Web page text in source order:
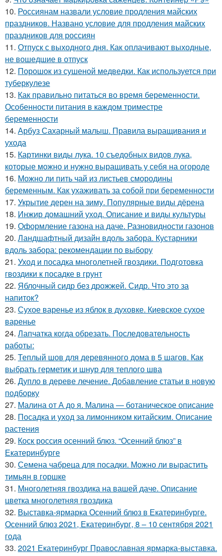
10. Россиянам назвали условие продления майских
праздников. Названо условие для продления майских
праздников для россиян
11. Отпуск с выходного дня. Как оплачивают выходные,
не вошедшие в отпуск
12. Порошок из сушеной медведки. Как используется при
туберкулезе
13. Как правильно питаться во время беременности.
Особенности питания в каждом триместре
беременности
14. Арбуз Сахарный малыш. Правила выращивания и
ухода
15. Картинки виды лука. 10 съедобных видов лука,
которые можно и нужно выращивать у себя на огороде
16. Можно ли пить чай из листьев смородины
беременным. Как ухаживать за собой при беременности
17. Укрытие дерен на зиму. Популярные виды дёрена
18. Инжир домашний уход. Описание и виды культуры
19. Оформление газона на даче. Разновидности газонов
20. Ландшафтный дизайн вдоль забора. Кустарники
вдоль забора: рекомендации по выбору
21. Уход и посадка многолетней гвоздики. Подготовка
гвоздики к посадке в грунт
22. Яблочный сидр без дрожжей. Сидр. Что это за
напиток?
23. Сухое варенье из яблок в духовке. Киевское сухое
варенье
24. Лапчатка когда обрезать. Последовательность
работы:
25. Теплый шов для деревянного дома в 5 шагов. Как
выбрать герметик и шнур для теплого шва
26. Дупло в дереве лечение. Добавление статьи в новую
подборку
27. Малина от А до я. Малина — ботаническое описание
28. Посадка и уход за лимонником китайским. Описание
растения
29. Коск россия осенний блюз. “Осенний блюз” в
Екатеринбурге
30. Семена чабреца для посадки. Можно ли вырастить
тимьян в горшке
31. Многолетняя гвоздика на вашей даче. Описание
цветка многолетняя гвоздика
32. Выставка-ярмарка Осенний блюз в Екатеринбурге.
Осенний блюз 2021, Екатеринбург, 8 – 10 сентября 2021
года
33. 2021 Екатеринбург Православная ярмарка-выставка.